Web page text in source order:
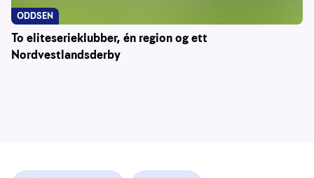
To eliteserieklubber, én region og ett
Nordvestlandsderby
ODDSEN